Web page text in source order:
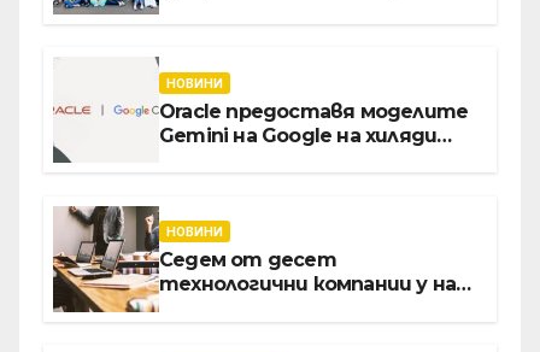
директор Асен Великов
НОВИНИ
Oracle предоставя моделите
Gemini на Google на хиляди
НОВИНИ
Седем от десет
технологични компании у нас